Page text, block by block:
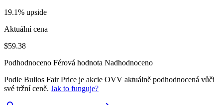
19.1% upside
Aktuální cena
$59.38
Podhodnoceno Férová hodnota Nadhodnoceno
Podle Bulios Fair Price je akcie OVV aktuálně podhodnocená vůči
své tržní ceně. Jak to funguje?